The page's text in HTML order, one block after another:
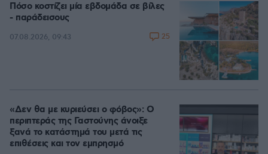
Πόσο κοστίζει μία εβδομάδα σε βίλες
- παράδεισους
07.08.2026, 09:43 25
«Δεν θα με κυριεύσει ο φόβος»: Ο
περιπτεράς της Γαστούνης άνοιξε
ξανά το κατάστημά του μετά τις
επιθέσεις και τον εμπρησμό